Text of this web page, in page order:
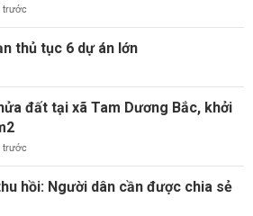
trước
thủ tục 6 dự án lớn
đất tại xã Tam Dương Bắc, khởi
trước
hồi: Người dân cần được chia sẻ